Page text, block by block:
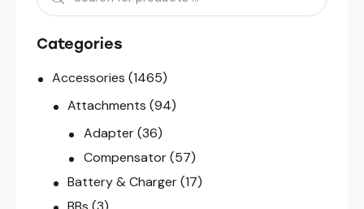
Categories
Accessories (1465)
Attachments (94)
Adapter (36)
Compensator (57)
Battery & Charger (17)